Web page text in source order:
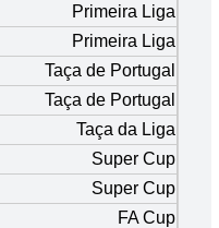
Primeira Liga
Primeira Liga
Taça de Portugal
Taça de Portugal
Taça da Liga
Super Cup
Super Cup
FA Cup